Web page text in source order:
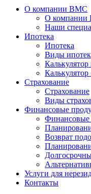
О компании BMC
О компании
Наши
Ипотека
Ипотека
Виды ипотек
Калькулятор
Страхование
Страхование
Виды
Финансовые
Финансовые
Возврат
Услуги для
Контакты